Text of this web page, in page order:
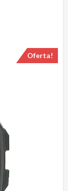
Oferta!